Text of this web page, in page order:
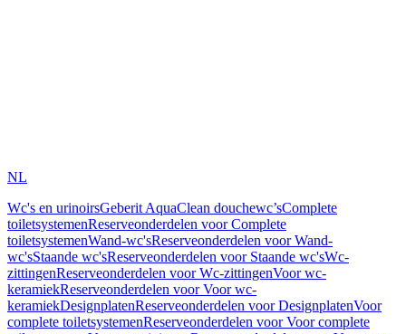
NL
Wc's en urinoirsGeberit AquaClean douchewc’sComplete
toiletsystemenReserveonderdelen voor Complete
toiletsystemenWand-wc'sReserveonderdelen voor Wand-
wc'sStaande wc'sReserveonderdelen voor Staande wc'sWc-
zittingenReserveonderdelen voor Wc-zittingenVoor wc-
keramiekReserveonderdelen voor Voor wc-
keramiekDesignplatenReserveonderdelen voor DesignplatenVoor
complete toiletsystemenReserveonderdelen voor Voor complete